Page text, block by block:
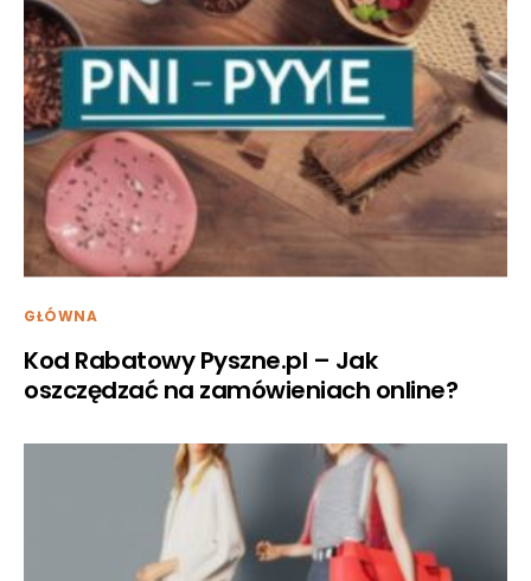
GŁÓWNA
Kod Rabatowy Pyszne.pl – Jak
oszczędzać na zamówieniach online?